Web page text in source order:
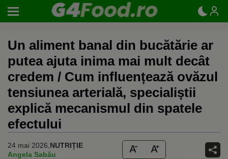
Un aliment banal din bucătărie ar
putea ajuta inima mai mult decât
credem / Cum influențează ovăzul
tensiunea arterială, specialiștii
explică mecanismul din spatele
efectului
24 mai 2026, NUTRIȚIE
Angela Sabău